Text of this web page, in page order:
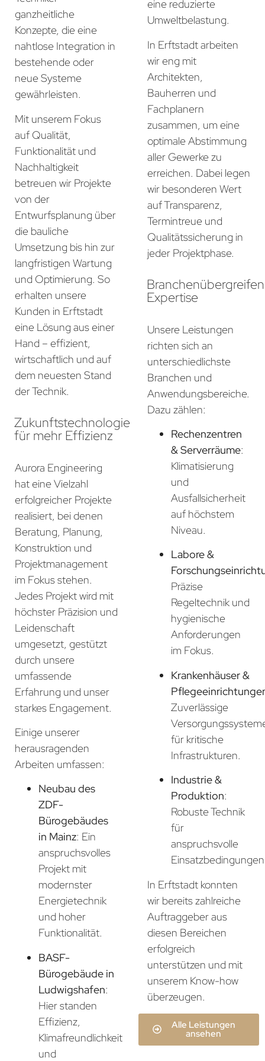
ganzheitliche
Konzepte, die eine
nahtlose Integration in
bestehende oder
neue Systeme
gewährleisten.
Mit unserem Fokus
auf Qualität,
Funktionalität und
Nachhaltigkeit
betreuen wir Projekte
von der
Entwurfsplanung über
die bauliche
Umsetzung bis hin zur
langfristigen Wartung
und Optimierung. So
erhalten unsere
Kunden in Erftstadt
eine Lösung aus einer
Hand – effizient,
wirtschaftlich und auf
dem neuesten Stand
der Technik.
Zukunftstechnologie
für mehr Effizienz
Aurora Engineering
hat eine Vielzahl
erfolgreicher Projekte
realisiert, bei denen
Beratung, Planung,
Konstruktion und
Projektmanagement
im Fokus stehen.
Jedes Projekt wird mit
höchster Präzision und
Leidenschaft
umgesetzt, gestützt
durch unsere
umfassende
Erfahrung und unser
starkes Engagement.
Einige unserer
herausragenden
Arbeiten umfassen:
Neubau des
ZDF-
Bürogebäudes
in Mainz: Ein
anspruchsvolles
Projekt mit
modernster
Energietechnik
und hoher
Funktionalität.
BASF-
Bürogebäude in
Ludwigshafen:
Hier standen
Effizienz,
Klimafreundlichkeit
und
eine reduzierte
Umweltbelastung.
In Erftstadt arbeiten
wir eng mit
Architekten,
Bauherren und
Fachplanern
zusammen, um eine
optimale Abstimmung
aller Gewerke zu
erreichen. Dabei legen
wir besonderen Wert
auf Transparenz,
Termintreue und
Qualitätssicherung in
jeder Projektphase.
Expertise
Unsere Leistungen
richten sich an
unterschiedlichste
Branchen und
Anwendungsbereiche.
Dazu zählen:
Rechenzentren
& Serverräume:
Klimatisierung
und
Ausfallsicherheit
auf höchstem
Niveau.
Labore &
Präzise
Regeltechnik und
hygienische
Anforderungen
im Fokus.
Krankenhäuser &
Zuverlässige
für kritische
Infrastrukturen.
Industrie &
Produktion:
Robuste Technik
für
anspruchsvolle
In Erftstadt konnten
wir bereits zahlreiche
Auftraggeber aus
diesen Bereichen
erfolgreich
unterstützen und mit
unserem Know-how
überzeugen.
Alle Leistungen
ansehen